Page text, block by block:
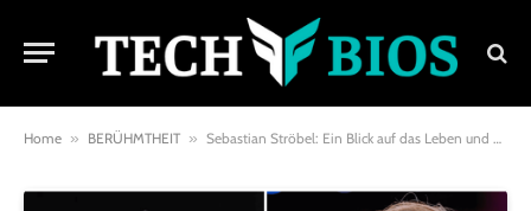
Home » BERÜHMTHEIT » Sebastian Ströbel: Ein Blick auf das Leben und die Karriere des vielseitigen Schauspielers